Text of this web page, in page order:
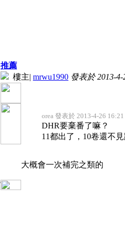
推薦
樓主| mrwu1990 發表於 2013-
orea 發表於 2013-4-26 16:21
DHR要棄番了嘛？
11都出了，10卷還不
大概會一次補完之類的